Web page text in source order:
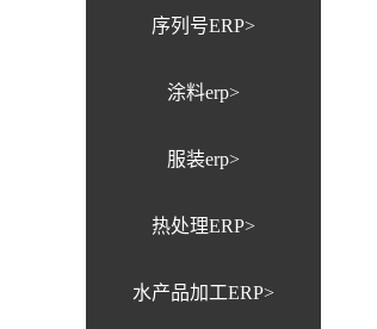
序列号ERP>
涂料erp>
服装erp>
热处理ERP>
水产品加工ERP>